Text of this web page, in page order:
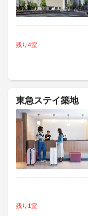
残り4室
東急ステイ築地
残り1室